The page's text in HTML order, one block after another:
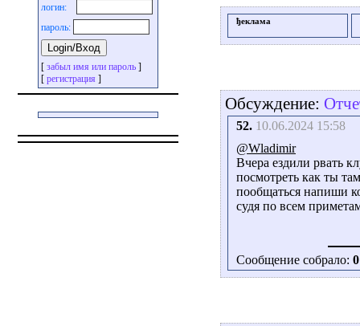
логин:
пароль:
[ забыл имя или пароль ]
[ регистрация ]
ђеклама
Обсуждение:
52. 10.06.2024 15:58
@Wladimir
Вчера ездили рвать
посмотреть как ты
пообщаться напиши
судя по всем
Сообщение собрало: 0